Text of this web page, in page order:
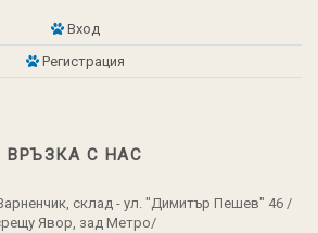
Вход
Регистрация
ВРЪЗКА С НАС
склад - ул. "Димитър Пешев" 46 /
Явор, зад Метро/